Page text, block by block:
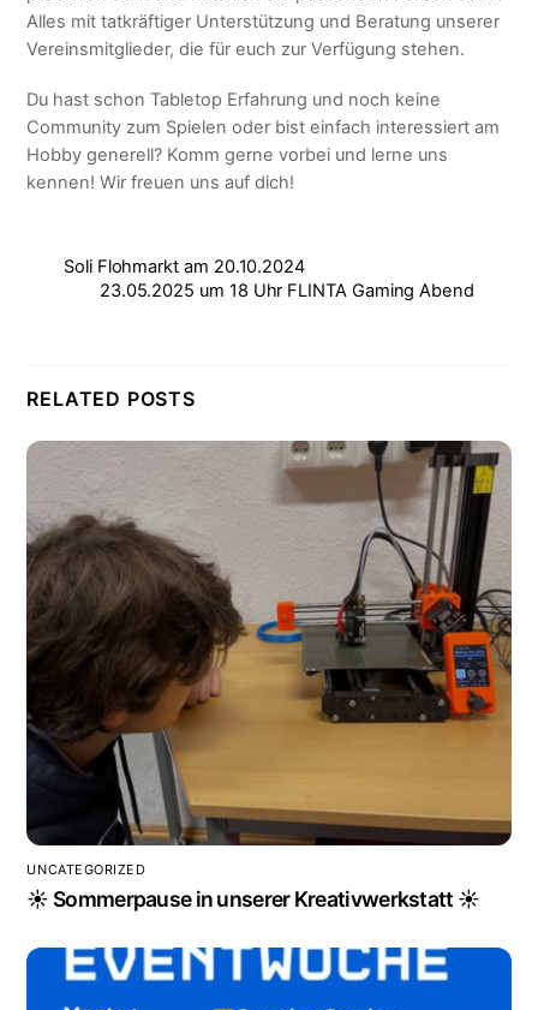
Alles mit tatkräftiger Unterstützung und Beratung unserer
Vereinsmitglieder, die für euch zur Verfügung stehen.
Du hast schon Tabletop Erfahrung und noch keine
Community zum Spielen oder bist einfach interessiert am
Hobby generell? Komm gerne vorbei und lerne uns
kennen! Wir freuen uns auf dich!
Soli Flohmarkt am 20.10.2024
23.05.2025 um 18 Uhr FLINTA Gaming Abend
RELATED POSTS
UNCATEGORIZED
☀️ Sommerpause in unserer Kreativwerkstatt ☀️